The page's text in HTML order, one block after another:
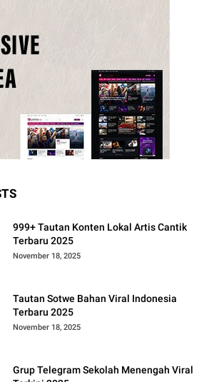
999+ Tautan Konten Lokal Artis Cantik
Terbaru 2025
November 18, 2025
Tautan Sotwe Bahan Viral Indonesia
Terbaru 2025
November 18, 2025
Grup Telegram Sekolah Menengah Viral